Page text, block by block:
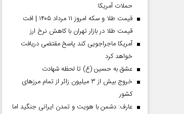
حملات آمریکا
قیمت طلا و سکه امروز ۱۱ مرداد ۱۴۰۵ | افت
قیمت طلا در بازار تهران با کاهش نرخ ارز
آمریکا ماجراجویی کند پاسخ مقتضی دریافت
خواهد کرد
عشق به حسین (ع) تا لحظه شهادت
خروج بیش از ۳ میلیون زائر از تمام مرز‌های
کشور
عارف: دشمن با هویت و تمدن ایرانی جنگید اما